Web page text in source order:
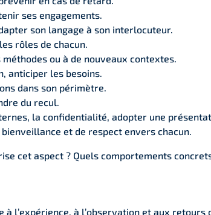
ses engagements.
son langage à son interlocuteur.
rôles de chacun.
ou à de nouveaux contextes.
anticiper les besoins.
dans son périmètre.
du recul.
la confidentialité, adopter une
et de respect envers chacun.
cet aspect ? Quels comportements
l’expérience, à l’observation et aux retours